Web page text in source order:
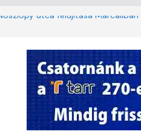
utca felújítása Marcaliban –
lakossági felháborodást
Marcaliban – VIDEÓ
a Balatonnál – az első félidő végén